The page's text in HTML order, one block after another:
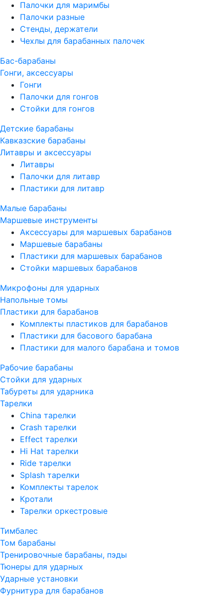
Палочки для маримбы
Палочки разные
Стенды, держатели
Чехлы для барабанных палочек
Бас-барабаны
Гонги, аксессуары
Гонги
Палочки для гонгов
Стойки для гонгов
Детские барабаны
Кавказские барабаны
Литавры и аксессуары
Литавры
Палочки для литавр
Пластики для литавр
Малые барабаны
Маршевые инструменты
Аксессуары для маршевых барабанов
Маршевые барабаны
Пластики для маршевых барабанов
Стойки маршевых барабанов
Микрофоны для ударных
Напольные томы
Пластики для барабанов
Комплекты пластиков для барабанов
Пластики для басового барабана
Пластики для малого барабана и томов
Рабочие барабаны
Стойки для ударных
Табуреты для ударника
Тарелки
China тарелки
Crash тарелки
Effect тарелки
Hi Hat тарелки
Ride тарелки
Splash тарелки
Комплекты тарелок
Кротали
Тарелки оркестровые
Тимбалес
Том барабаны
Тренировочные барабаны, пэды
Тюнеры для ударных
Ударные установки
Фурнитура для барабанов